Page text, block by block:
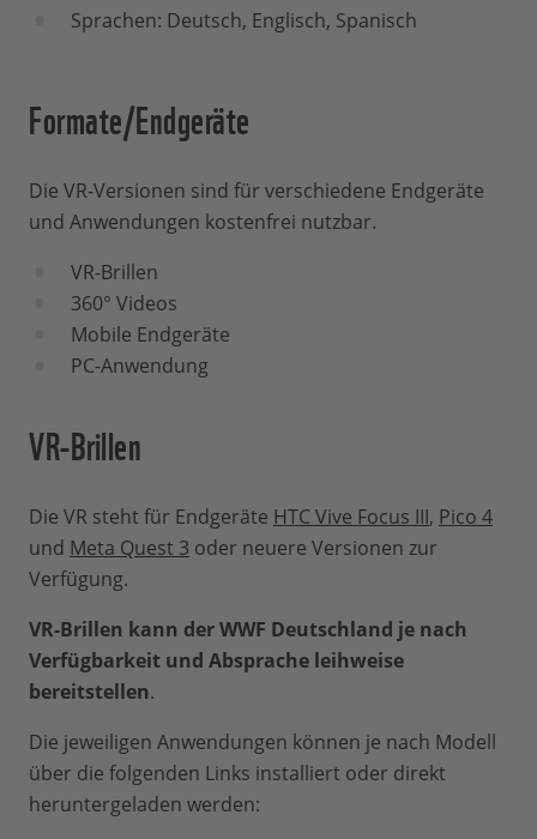
Sprachen: Deutsch, Englisch, Spanisch
Formate/Endgeräte
Die VR-Versionen sind für verschiedene Endgeräte
und Anwendungen kostenfrei nutzbar.
VR-Brillen
360° Videos
Mobile Endgeräte
PC-Anwendung
VR-Brillen
Die VR steht für Endgeräte HTC Vive Focus III, Pico 4
und Meta Quest 3 oder neuere Versionen zur
Verfügung.
VR-Brillen kann der WWF Deutschland je nach
Verfügbarkeit und Absprache leihweise
bereitstellen.
Die jeweiligen Anwendungen können je nach Modell
über die folgenden Links installiert oder direkt
heruntergeladen werden: